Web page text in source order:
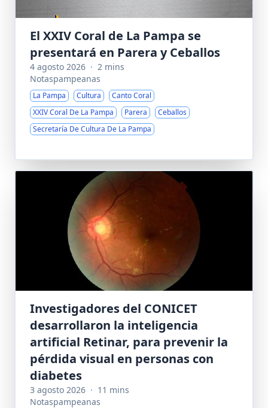
El XXIV Coral de La Pampa se
presentará en Parera y Ceballos
4 agosto 2026 · 2 mins
Notaspampeanas
La Pampa Cultura
Canto Coral
XXIV Coral De La Pampa
Parera
Ceballos
Secretaría De Cultura De La Pampa
Investigadores del CONICET
desarrollaron la inteligencia
artificial Retinar, para prevenir la
pérdida visual en personas con
diabetes
3 agosto 2026 · 11 mins
Notaspampeanas